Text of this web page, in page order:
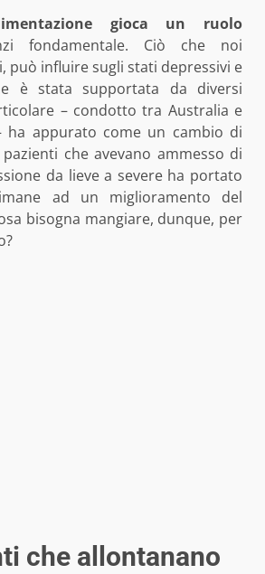
gioca un ruolo
fondamentale. Ciò che noi
può influire sugli stati depressivi e
è stata supportata da diversi
– condotto tra Australia e
ha appurato come un cambio di
che avevano ammesso di
da lieve a severe ha portato
ad un miglioramento del
bisogna mangiare, dunque, per
che allontanano